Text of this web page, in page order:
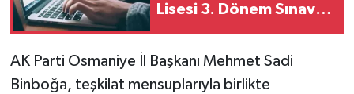
Lisesi 3. Dönem Sınav
AK Parti Osmaniye İl Başkanı Mehmet Sadi
Binboğa, teşkilat mensuplarıyla birlikte